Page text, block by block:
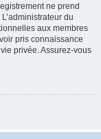
ne prend
du
aux membres
pris connaissance
privée. Assurez-vous